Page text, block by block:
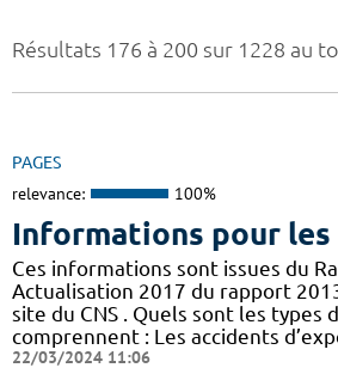
Résultats 176 à 200 sur 1228 au
PAGES
relevance: 100%
Informations pour les
Ces informations sont issues du
Actualisation 2017 du rapport
site du CNS . Quels sont les types
comprennent : Les accidents
22/03/2024 11:06